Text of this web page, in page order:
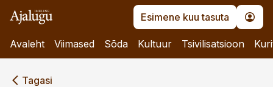
Esimene kuu tasuta
Avaleht Viimased Sõda Kultuur Tsivilisatsioon
Tagasi